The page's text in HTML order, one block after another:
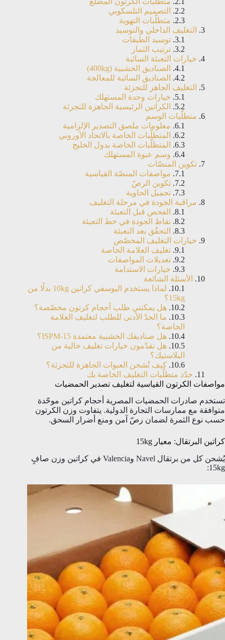
التصميم التلسكوبي
متطلّبات التهوية
التغليف الداخلي والتوسيد
توسيد الطبقات
ترتيب الثمار
خيارات التعبئة السائبة
الصناديق الخشبية (400kg)
الصناديق السائبة للمعالجة
التغليف الجاهز للتجزئة
خيارات وحدة المستهلك
الكراتين الرئيسية الجاهزة للتجزئة
متطلّبات الوسم
معلومات ملصق التصدير الإلزامية
المتطلّبات الخاصة بالاتحاد الأوروبي
المتطلّبات الخاصة بدول الخليج
وسم عبوة المستهلك
تكوين المنصّات
مواصفات المنصّة القياسية
تكوين الرصّ
تحميل الحاوية
مراقبة الجودة في مرحلة التغليف
الفحص قبل التعبئة
نقاط الجودة في خط التعبئة
التحقّق بعد التعبئة
خيارات التغليف المخصّص
تغليف العلامة الخاصة
تعديلات المواصفات
خيارات الاستدامة
الأسئلة الشائعة
لماذا يستخدم اليوسفي كراتين 10kg بدلًا من
15kg؟
هل يمكنني طلب أحجام كرتون مخصّصة؟
ما الحدّ الأدنى للطلب لتغليف العلامة
الخاصة؟
هل صناديقك الخشبية معتمدة ISPM-15؟
هل تقدّمون خيارات تغليف خالية من
البلاستيك؟
كيف تُشحن العبوات الجاهزة للتجزئة؟
حدّد متطلّبات التغليف الخاصة بك
مواصفات الكرتون القياسية لتغليف تصدير الحمضيات
تستخدم صادرات الحمضيات المصرية أحجام كراتين موحّدة
متوافقة مع ممارسات التجارة الدولية. يتفاوت وزن الكرتون
حسب نوع الثمرة لضمان رصّ آمن ومنع أضرار السحق.
كراتين البرتقال: معيار 15kg
يُشحن كل من برتقال Navel وValencia في كراتين وزن صافٍ
15kg: